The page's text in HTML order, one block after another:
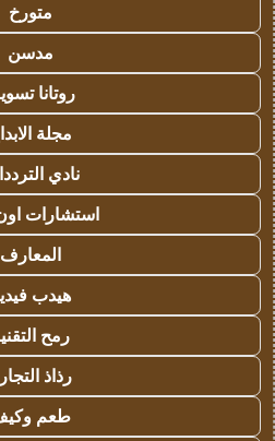
متورخ
مدسن
روتانا
مجلة
نادي
استشارات
المعارف
هيدب
رمح
رذاذ
طعم